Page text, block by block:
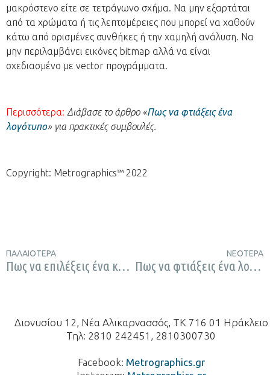
μακρόστενο είτε σε τετράγωνο σχήμα. Να μην εξαρτάται
από τα χρώματα ή τις λεπτομέρειες που μπορεί να χαθούν
κάτω από ορισμένες συνθήκες ή την χαμηλή ανάλυση. Να
μην περιλαμβάνει εικόνες bitmap αλλά να είναι
σχεδιασμένο με vector προγράμματα.
Περισσότερα: Διάβασε το άρθρο «Πως να φτιάξεις ένα
λογότυπο» για πρακτικές συμβουλές.
Copyright: Metrographics™ 2022
ΠΑΛΑΙΌΤΕΡΑ
Πως να επιλέξεις ένα καλό όνομα για το προϊόν σου
ΝΕΌΤΕΡΑ
Πως να φτιάξεις ένα λογότυπο: πρακτικές συμβουλές
Διονυσίου 12, Νέα Αλικαρνασσός, ΤΚ 716 01 Ηράκλειο
Τηλ: 2810 242451, 2810300730
Facebook: Metrographics.gr